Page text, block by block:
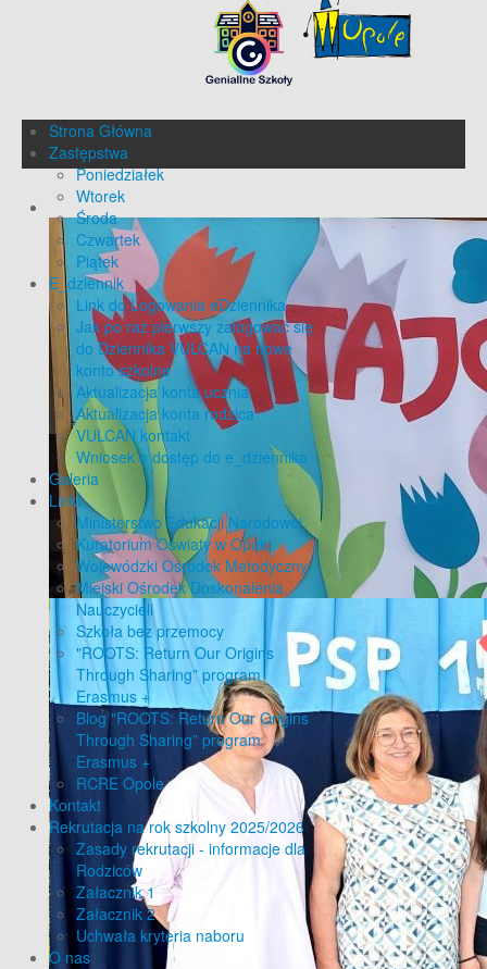
Strona Główna
Zastępstwa
Poniedziałek
Wtorek
Środa
Czwartek
Piątek
E_dziennik
Link do Logowania eDziennika
Jak po raz pierwszy zalogować się
do Dziennika VULCAN na nowe
konto szkolne
Aktualizacja konta ucznia
Aktualizacja konta rodzica
VULCAN kontakt
Wniosek o dostęp do e_dziennika
Galeria
Linki
Ministerstwo Edukacji Narodowej
Kuratorium Oświaty w Opolu
Wojewódzki Ośrodek Metodyczny
Miejski Ośrodek Doskonalenia
Nauczycieli
Szkoła bez przemocy
"ROOTS: Return Our Origins
Through Sharing” program
Erasmus +
Blog "ROOTS: Return Our Origins
Through Sharing” program
Erasmus +
RCRE Opole
Kontakt
Rekrutacja na rok szkolny 2025/2026
Zasady rekrutacji - informacje dla
Rodziców
Załacznik 1
Załacznik 2
Uchwała kryteria naboru
O nas